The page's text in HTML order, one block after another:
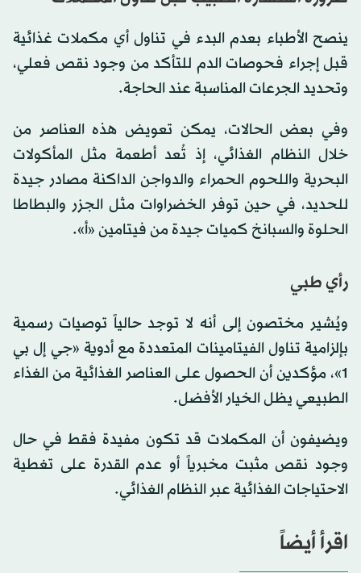
ينصح الأطباء بعدم البدء في تناول أي مكملات غذائية
قبل إجراء فحوصات الدم للتأكد من وجود نقص فعلي،
وتحديد الجرعات المناسبة عند الحاجة.
وفي بعض الحالات، يمكن تعويض هذه العناصر من
خلال النظام الغذائي، إذ تُعد أطعمة مثل المأكولات
البحرية واللحوم الحمراء والدواجن الداكنة مصادر جيدة
للحديد، في حين توفر الخضراوات مثل الجزر والبطاطا
الحلوة والسبانخ كميات جيدة من فيتامين «أ».
رأي طبي
ويُشير مختصون إلى أنه لا توجد حالياً توصيات رسمية
بإلزامية تناول الفيتامينات المتعددة مع أدوية «جي إل بي
1»، مؤكدين أن الحصول على العناصر الغذائية من الغذاء
الطبيعي يظل الخيار الأفضل.
ويضيفون أن المكملات قد تكون مفيدة فقط في حال
وجود نقص مثبت مخبرياً أو عدم القدرة على تغطية
الاحتياجات الغذائية عبر النظام الغذائي.
اقرأ أيضاً